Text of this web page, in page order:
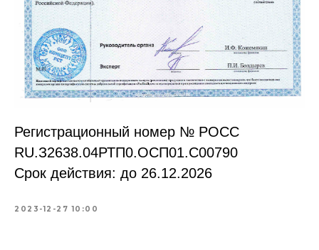
Регистрационный номер № РОСС
RU.З2638.04РТП0.OCП01.С00790
Срок действия: до 26.12.2026
2023-12-27 10:00